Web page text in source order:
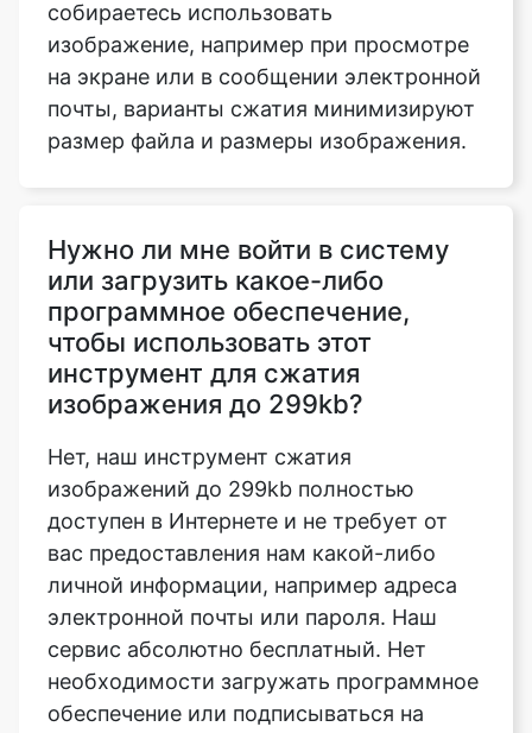
почты, варианты сжатия минимизируют
размер файла и размеры изображения.
Нужно ли мне войти в систему
чтобы использовать этот
инструмент для сжатия
изображения до 299kb?
Нет, наш инструмент сжатия
изображений до 299kb полностью
доступен в Интернете и не требует от
вас предоставления нам какой-либо
личной информации, например адреса
электронной почты или пароля. Наш
сервис абсолютно бесплатный. Нет
необходимости загружать программное
обеспечение или подписываться на
услугу, поскольку наш инструмент
сжатия изображений до 299kb
сохраняется локально в вашем веб-